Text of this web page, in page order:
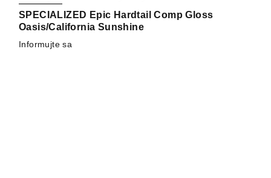
SPECIALIZED Epic Hardtail Comp Gloss
Oasis/California Sunshine
Informujte sa